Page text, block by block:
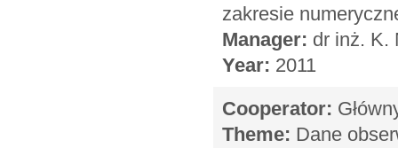
zakresie
Manager: dr inż. K.
Year: 2011
Cooperator:
Theme: Dane